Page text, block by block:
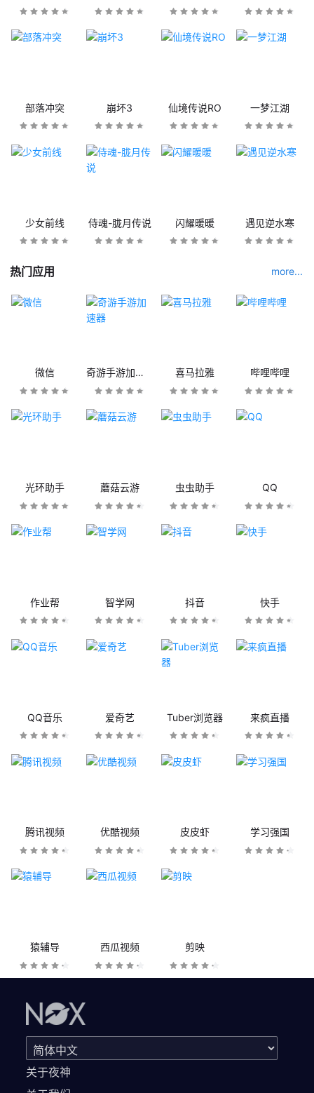
部落冲突 崩坏3 仙境传说RO 一梦江湖
少女前线 侍魂-胧月传说 闪耀暖暖 遇见逆水寒
热门应用 more...
微信 奇游手游加速器 喜马拉雅 哔哩哔哩
光环助手 蘑菇云游 虫虫助手 QQ
作业帮 智学网 抖音 快手
QQ音乐 爱奇艺 Tuber浏览器 来疯直播
腾讯视频 优酷视频 皮皮虾 学习强国
猿辅导 西瓜视频 剪映
关于夜神